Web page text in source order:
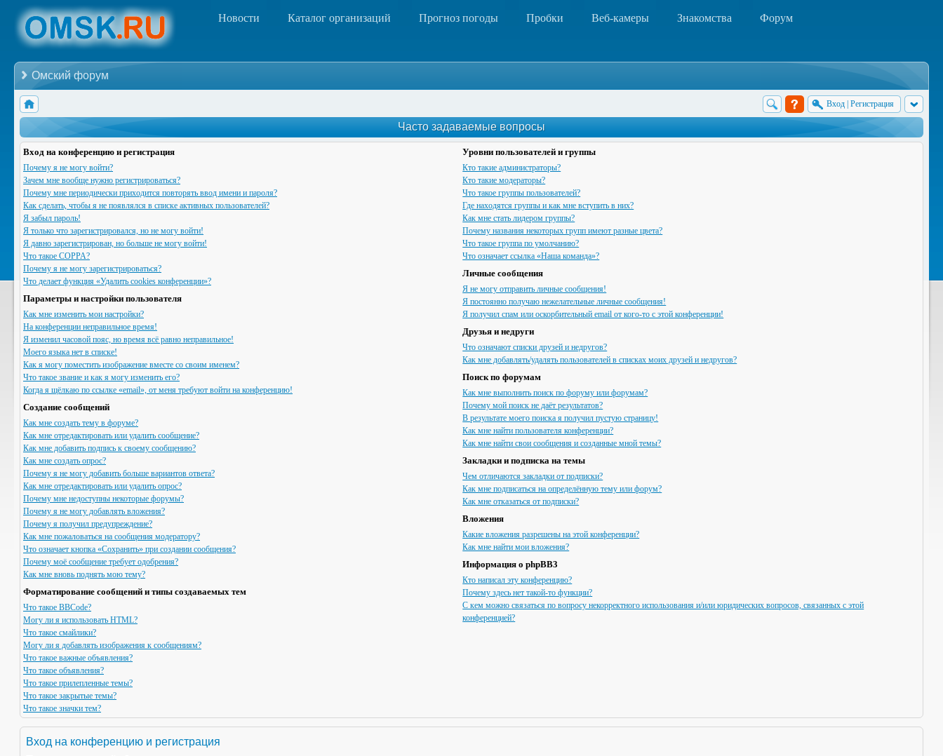
Новости Каталог организаций Прогноз погоды Пробки Веб-камеры Знакомства Форум
Омский форум
Вход Регистрация
Часто задаваемые вопросы
Вход на конференцию и регистрация
Почему я не могу войти?
Зачем мне вообще нужно регистрироваться?
Почему мне периодически приходится повторять ввод имени и пароля?
Как сделать, чтобы я не появлялся в списке активных пользователей?
Я забыл пароль!
Я только что зарегистрировался, но не могу войти!
Я давно зарегистрирован, но больше не могу войти!
Что такое COPPA?
Почему я не могу зарегистрироваться?
Что делает функция «Удалить cookies конференции»?
Параметры и настройки пользователя
Как мне изменить мои настройки?
На конференции неправильное время!
Я изменил часовой пояс, но время всё равно неправильное!
Моего языка нет в списке!
Как я могу поместить изображение вместе со своим именем?
Что такое звание и как я могу изменить его?
Когда я щёлкаю по ссылке «email», от меня требуют войти на конференцию!
Создание сообщений
Как мне создать тему в форуме?
Как мне отредактировать или удалить сообщение?
Как мне добавить подпись к своему сообщению?
Как мне создать опрос?
Почему я не могу добавить больше вариантов ответа?
Как мне отредактировать или удалить опрос?
Почему мне недоступны некоторые форумы?
Почему я не могу добавлять вложения?
Почему я получил предупреждение?
Как мне пожаловаться на сообщения модератору?
Что означает кнопка «Сохранить» при создании сообщения?
Почему моё сообщение требует одобрения?
Как мне вновь поднять мою тему?
Форматирование сообщений и типы создаваемых тем
Что такое BBCode?
Могу ли я использовать HTML?
Что такое смайлики?
Могу ли я добавлять изображения к сообщениям?
Что такое важные объявления?
Что такое объявления?
Что такое прилепленные темы?
Что такое закрытые темы?
Что такое значки тем?
Уровни пользователей и группы
Кто такие администраторы?
Кто такие модераторы?
Что такое группы пользователей?
Где находятся группы и как мне вступить в них?
Как мне стать лидером группы?
Почему названия некоторых групп имеют разные цвета?
Что такое группа по умолчанию?
Что означает ссылка «Наша команда»?
Личные сообщения
Я не могу отправить личные сообщения!
Я постоянно получаю нежелательные личные сообщения!
Я получил спам или оскорбительный email от кого-то с этой конференции!
Друзья и недруги
Что означают списки друзей и недругов?
Как мне добавлять/удалять пользователей в списках моих друзей и недругов?
Поиск по форумам
Как мне выполнить поиск по форуму или форумам?
Почему мой поиск не даёт результатов?
В результате моего поиска я получил пустую страницу!
Как мне найти пользователя конференции?
Как мне найти свои сообщения и созданные мной темы?
Закладки и подписка на темы
Чем отличаются закладки от подписки?
Как мне подписаться на определённую тему или форум?
Как мне отказаться от подписки?
Вложения
Какие вложения разрешены на этой конференции?
Как мне найти мои вложения?
Информация о phpBB3
Кто написал эту конференцию?
Почему здесь нет такой-то функции?
С кем можно связаться по вопросу некорректного использования и/или юридических вопросов, связанных с этой
конференцией?
Вход на конференцию и регистрация